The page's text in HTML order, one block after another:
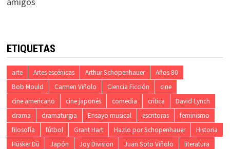
ETIQUETAS
arte Artes escénicas Arthur Schopenhauer
Años 80
Bob Mould
Carmen Viñolo Ciencia Ficción
cine
cine americano
cine japonés comedia crítica
David Lynch
drama
dramaturgia Ensayo musical escritoras
feminismo
filosofía
fútbol Grant Hart Hazlo por Schopenhauer
Historia
Hüsker Dü
Japón Joy Division Juan Soto Viñolo
literatura